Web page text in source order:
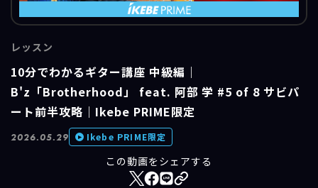
レッスン
10分でわかるギター講座 中級編｜
B'z「Brotherhood」 feat. 阿部 学 #5 of 8 サビパ
ート前半攻略｜Ikebe PRIME限定
2026.05.29 Ikebe PRIME限定
この動画をシェアする